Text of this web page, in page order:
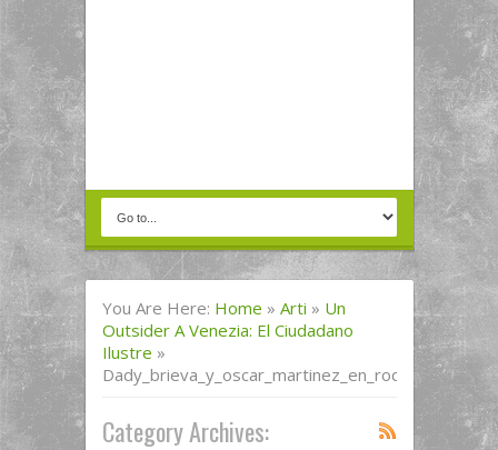
You Are Here: Home » Arti » Un
Outsider A Venezia: El Ciudadano
Ilustre »
Category Archives: